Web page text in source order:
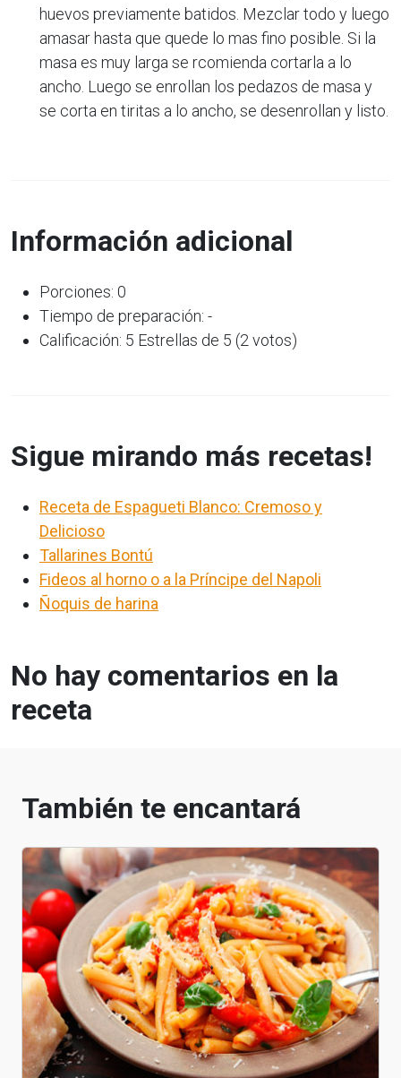
huevos previamente batidos. Mezclar todo y luego
amasar hasta que quede lo mas fino posible. Si la
masa es muy larga se rcomienda cortarla a lo
ancho. Luego se enrollan los pedazos de masa y
se corta en tiritas a lo ancho, se desenrollan y listo.
Información adicional
Porciones: 0
Tiempo de preparación: -
Calificación: 5 Estrellas de 5 (2 votos)
Sigue mirando más recetas!
Receta de Espagueti Blanco: Cremoso y
Delicioso
Tallarines Bontú
Fideos al horno o a la Príncipe del Napoli
Ñoquis de harina
No hay comentarios en la
receta
También te encantará